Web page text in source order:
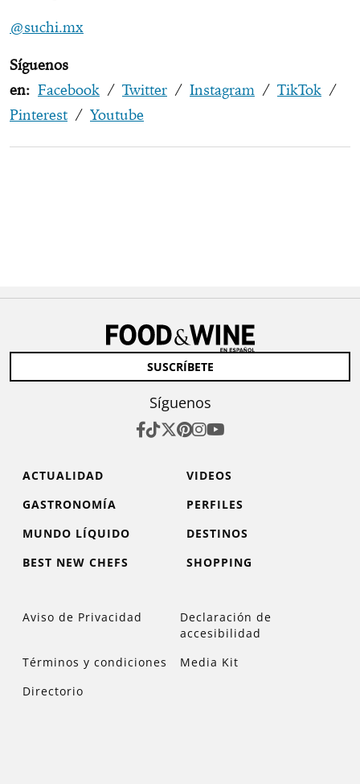
@suchi.mx
Síguenos
en: Facebook / Twitter / Instagram / TikTok /
Pinterest / Youtube
SUSCRÍBETE
Síguenos
ACTUALIDAD
VIDEOS
GASTRONOMÍA
PERFILES
MUNDO LÍQUIDO
DESTINOS
BEST NEW CHEFS
SHOPPING
Aviso de Privacidad
Declaración de
accesibilidad
Términos y condiciones
Media Kit
Directorio